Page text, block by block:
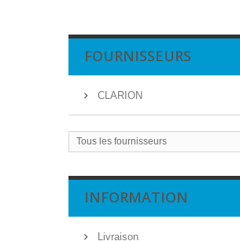
FOURNISSEURS
CLARION
Tous les fournisseurs
INFORMATION
Livraison